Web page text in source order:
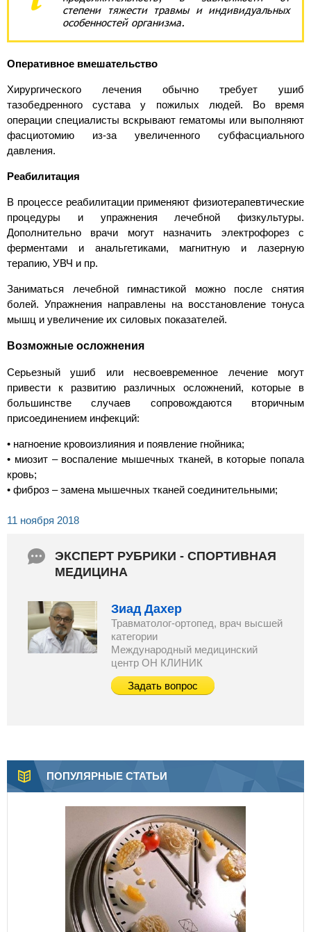
степени тяжести травмы и индивидуальных
особенностей организма.
Оперативное вмешательство
Хирургического лечения обычно требует ушиб
тазобедренного сустава у пожилых людей. Во время
операции специалисты вскрывают гематомы или выполняют
фасциотомию из-за увеличенного субфасциального
давления.
Реабилитация
В процессе реабилитации применяют физиотерапевтические
процедуры и упражнения лечебной физкультуры.
Дополнительно врачи могут назначить электрофорез с
ферментами и анальгетиками, магнитную и лазерную
терапию, УВЧ и пр.
Заниматься лечебной гимнастикой можно после снятия
болей. Упражнения направлены на восстановление тонуса
мышц и увеличение их силовых показателей.
Возможные осложнения
Серьезный ушиб или несвоевременное лечение могут
привести к развитию различных осложнений, которые в
большинстве случаев сопровождаются вторичным
присоединением инфекций:
• нагноение кровоизлияния и появление гнойника;
• миозит – воспаление мышечных тканей, в которые попала
кровь;
• фиброз – замена мышечных тканей соединительными;
11 ноября 2018
ЭКСПЕРТ РУБРИКИ - СПОРТИВНАЯ
МЕДИЦИНА
Зиад Дахер
Травматолог-ортопед, врач высшей
категории
Международный медицинский
центр ОН КЛИНИК
Задать вопрос
ПОПУЛЯРНЫЕ СТАТЬИ